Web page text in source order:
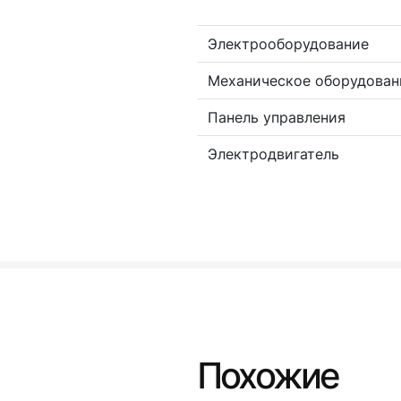
Электрооборудование
Механическое
Панель управления
Электродвигатель
Похожие